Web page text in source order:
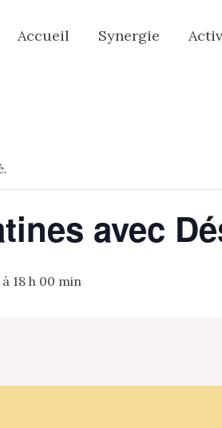
Accueil Synergie
avec
à 18 h 00 min